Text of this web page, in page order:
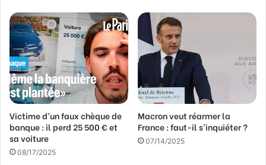
r
e
d
r
e
s
s
e
E
m
a
Victime d’un faux chèque de
banque : il perd 25 500 € et
sa voiture
08/17/2025
Macron veut réarmer la
France : faut-il s’inquiéter ?
07/14/2025